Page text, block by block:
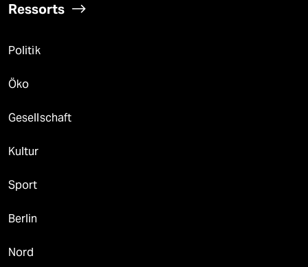
Ressorts
Politik
Öko
Gesellschaft
Kultur
Sport
Berlin
Nord